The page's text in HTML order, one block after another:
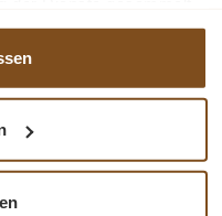
Highlight für
Lösungen als auch